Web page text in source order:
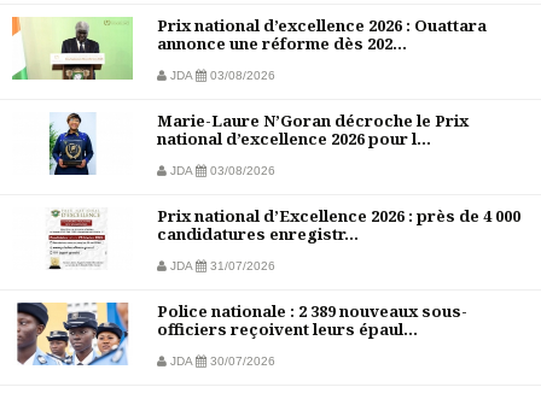
Prix national d’excellence 2026 : Ouattara
annonce une réforme dès 202...
JDA 03/08/2026
Marie-Laure N’Goran décroche le Prix
national d’excellence 2026 pour l...
JDA 03/08/2026
Prix national d’Excellence 2026 : près de 4 000
candidatures enregistr...
JDA 31/07/2026
Police nationale : 2 389 nouveaux sous-
officiers reçoivent leurs épaul...
JDA 30/07/2026